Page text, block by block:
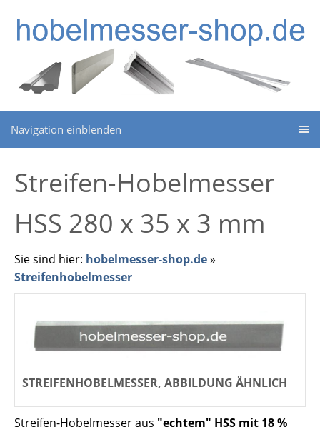
Navigation einblenden
Streifen-Hobelmesser
HSS 280 x 35 x 3 mm
Sie sind hier: hobelmesser-shop.de»
Streifenhobelmesser
STREIFENHOBELMESSER, ABBILDUNG ÄHNLICH
Streifen-Hobelmesser aus "echtem" HSS mit 18 %